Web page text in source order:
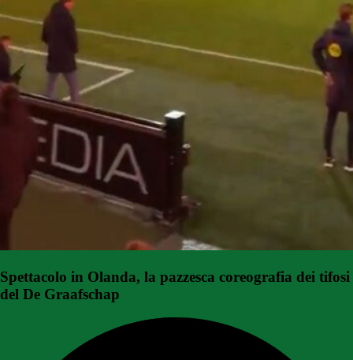
Spettacolo in Olanda, la pazzesca coreografia dei tifosi
del De Graafschap